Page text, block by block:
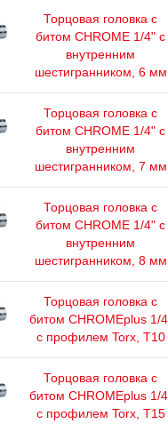
Торцовая головка с
битом CHROME 1/4" с
внутренним
шестигранником, 6 мм
Торцовая головка с
битом CHROME 1/4" с
внутренним
шестигранником, 7 мм
Торцовая головка с
битом CHROME 1/4" с
внутренним
шестигранником, 8 мм
Торцовая головка с
битом CHROMEplus 1/
с профилем Torx, T10
Торцовая головка с
битом CHROMEplus 1/
с профилем Torx, T15